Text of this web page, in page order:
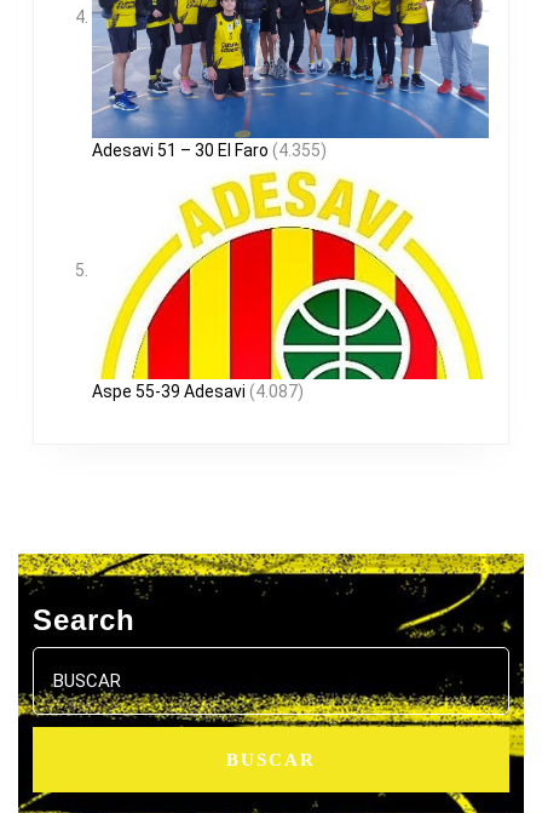
Adesavi 51 – 30 El Faro (4.355)
Aspe 55-39 Adesavi (4.087)
Search
Buscar: